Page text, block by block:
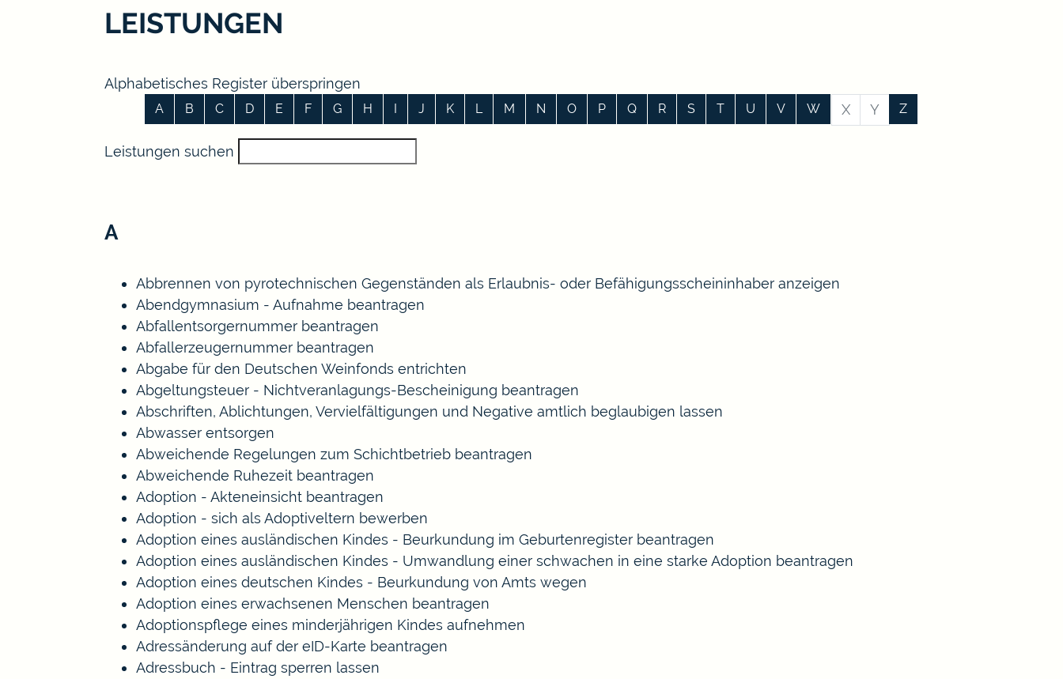
LEISTUNGEN
Alphabetisches Register überspringen
A B C D E F G H I J K L M N O P Q R S T U V W X Y Z
Leistungen suchen
A
Abbrennen von pyrotechnischen Gegenständen als Erlaubnis- oder Befähigungsscheininhaber anzeigen
Abendgymnasium - Aufnahme beantragen
Abfallentsorgernummer beantragen
Abfallerzeugernummer beantragen
Abgabe für den Deutschen Weinfonds entrichten
Abgeltungsteuer - Nichtveranlagungs-Bescheinigung beantragen
Abschriften, Ablichtungen, Vervielfältigungen und Negative amtlich beglaubigen lassen
Abwasser entsorgen
Abweichende Regelungen zum Schichtbetrieb beantragen
Abweichende Ruhezeit beantragen
Adoption - Akteneinsicht beantragen
Adoption - sich als Adoptiveltern bewerben
Adoption eines ausländischen Kindes - Beurkundung im Geburtenregister beantragen
Adoption eines ausländischen Kindes - Umwandlung einer schwachen in eine starke Adoption beantragen
Adoption eines deutschen Kindes - Beurkundung von Amts wegen
Adoption eines erwachsenen Menschen beantragen
Adoptionspflege eines minderjährigen Kindes aufnehmen
Adressänderung auf der eID-Karte beantragen
Adressbuch - Eintrag sperren lassen